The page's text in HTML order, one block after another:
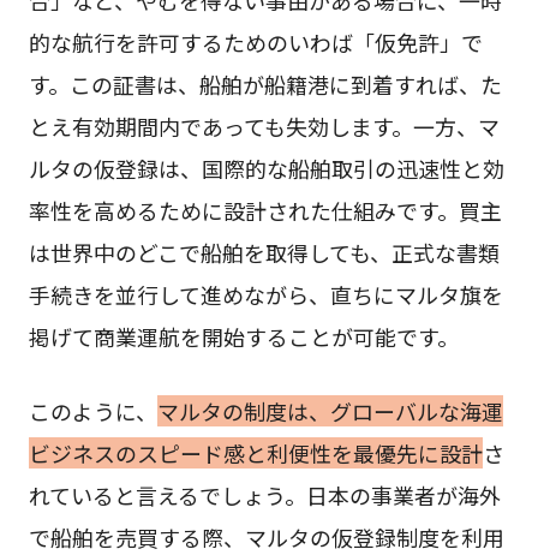
的な航行を許可するためのいわば「仮免許」で
す。この証書は、船舶が船籍港に到着すれば、た
とえ有効期間内であっても失効します。一方、マ
ルタの仮登録は、国際的な船舶取引の迅速性と効
率性を高めるために設計された仕組みです。買主
は世界中のどこで船舶を取得しても、正式な書類
手続きを並行して進めながら、直ちにマルタ旗を
掲げて商業運航を開始することが可能です。
このように、 マルタの制度は、グローバルな海運
ビジネスのスピード感と利便性を最優先に設計さ
れていると言えるでしょう。日本の事業者が海外
で船舶を売買する際、マルタの仮登録制度を利用